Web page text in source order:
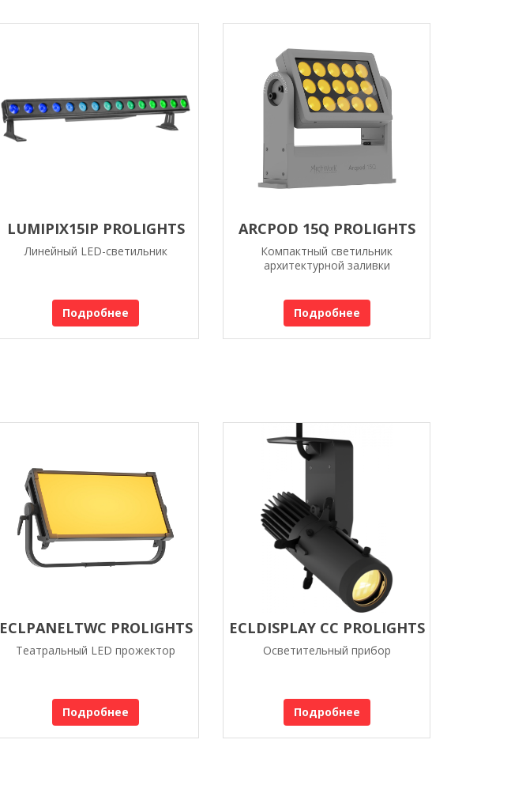
LUMIPIX15IP PROLIGHTS
Линейный LED-светильник
Подробнее
ARCPOD 15Q PROLIGHTS
Компактный светильник
архитектурной заливки
Подробнее
ECLPANELTWC PROLIGHTS
Театральный LED прожектор
Подробнее
ECLDISPLAY CC PROLIGHTS
Осветительный прибор
Подробнее